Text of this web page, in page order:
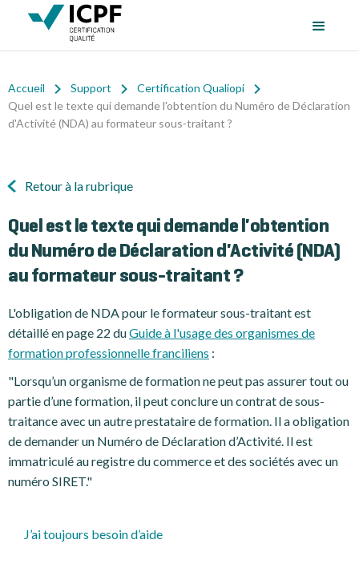
Accueil Support
Certification Qualiopi
Quel est le texte qui demande l'obtention du Numéro de Déclaration
d'Activité (NDA) au formateur sous-traitant ?
Retour à la rubrique
Quel est le texte qui demande l'obtention
du Numéro de Déclaration d'Activité (NDA)
au formateur sous-traitant ?
L'obligation de NDA pour le formateur sous-traitant est
détaillé en page 22 duGuide à l'usage des organismes de
formation professionnelle franciliens :
"Lorsqu’un organisme de formation ne peut pas assurer tout ou
partie d’une formation, il peut conclure un contrat de sous-
traitance avec un autre prestataire de formation. Il a obligation
de demander un Numéro de Déclaration d’Activité. Il est
immatriculé au registre du commerce et des sociétés avec un
numéro SIRET."
J’ai toujours besoin d’aide